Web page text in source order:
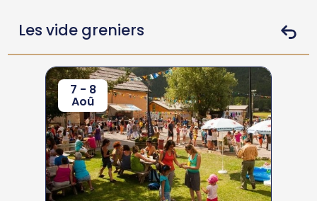
Les vide greniers
7 - 8
Aoû